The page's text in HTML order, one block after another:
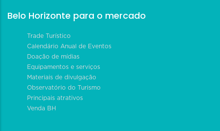
Belo Horizonte para o mercado
Trade Turístico
Calendário Anual de Eventos
Doação de mídias
Equipamentos e serviços
Materiais de divulgação
Observatório do Turismo
Principais atrativos
Venda BH